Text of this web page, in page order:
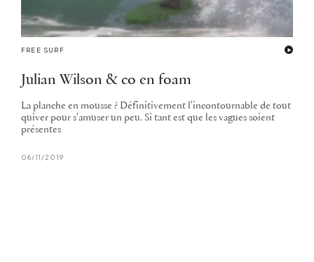
FREE SURF
Julian Wilson & co en foam
La planche en mousse ? Définitivement l'incontournable de tout
quiver pour s'amuser un peu. Si tant est que les vagues soient
présentes
06/11/2019